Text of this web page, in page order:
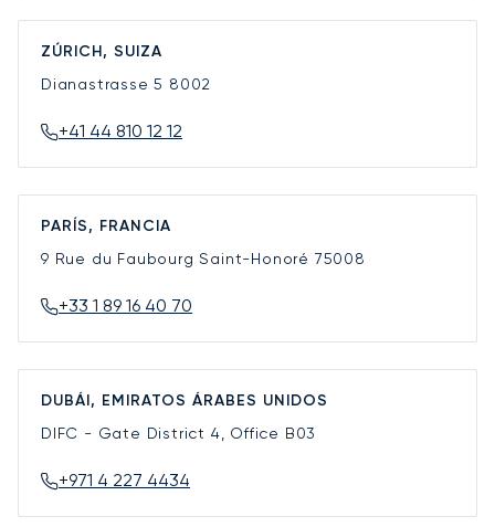
ZÚRICH, SUIZA
Dianastrasse 5 8002
+41 44 810 12 12
PARÍS, FRANCIA
9 Rue du Faubourg Saint-Honoré 75008
+33 1 89 16 40 70
DUBÁI, EMIRATOS ÁRABES UNIDOS
DIFC - Gate District 4, Office B03
+971 4 227 4434